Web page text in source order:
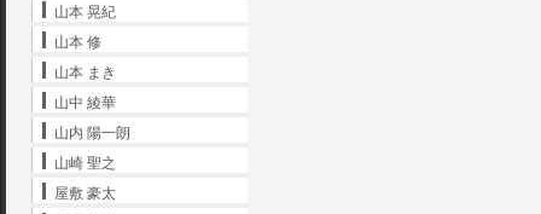
山本 晃紀
山本 修
山本 まき
山中 綾華
山内 陽一朗
山崎 聖之
屋敷 豪太